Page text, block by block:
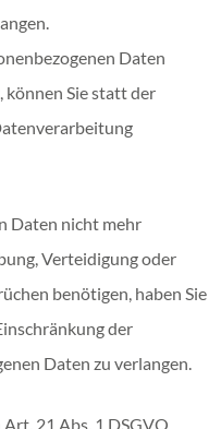
Daten
können Sie statt der
Daten nicht mehr
Verteidigung oder
benötigen, haben Sie
der
Daten zu verlangen.
21 Abs. 1 DSGVO